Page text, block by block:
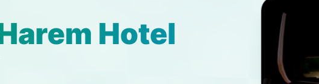
Hotel